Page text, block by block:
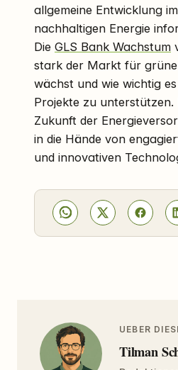
allgemeine Entwicklung
nachhaltigen Energie
Die GLS Bank Wachstum
stark der Markt für
wächst und wie wichtig
Projekte zu unterstützen.
Zukunft der
in die Hände von
und innovativen
UEBER
Tilman